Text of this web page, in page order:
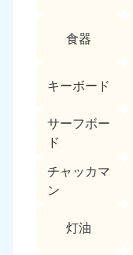
食器
キーボード
サーフボー
ド
チャッカマ
ン
灯油
050-1881-
9:00〜19:00 年
富山県
050-1881-
050-1881-
9:00〜19:00 年中